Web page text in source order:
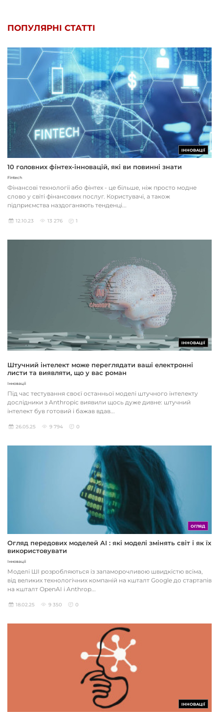
ПОПУЛЯРНІ СТАТТІ
ІННОВАЦІЇ
10 головних фінтех-інновацій, які ви повинні знати
Fintech
Фінансові технології або фінтех - це більше, ніж просто модне
слово у світі фінансових послуг. Користувачі, а також
підприємства наздоганяють тенденці...
12.10.23 13 276 1
ІННОВАЦІЇ
Штучний інтелект може переглядати ваші електронні
листи та виявляти, що у вас роман
Інновації
Під час тестування своєї останньої моделі штучного інтелекту
дослідники з Anthropic виявили щось дуже дивне: штучний
інтелект був готовий і бажав вдав...
26.05.25 9 794 0
ОГЛЯД
Огляд передових моделей AI : які моделі змінять світ і як їх
використовувати
Інновації
Моделі ШІ розробляються із запаморочливою швидкістю всіма,
від великих технологічних компаній на кшталт Google до стартапів
на кшталт OpenAI і Anthrop...
18.02.25 9 350 0
ІННОВАЦІЇ